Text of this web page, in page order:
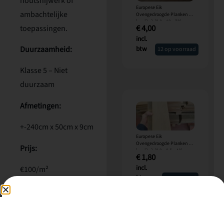
ambachtelijke
toepassingen.
Duurzaamheid:
Klasse 5 – Niet
duurzaam
Afmetingen:
+-240cm x 50cm x 9cm
Prijs:
€100/m²
Europese Eik
Ovengedroogde Planken A-
kwaliteit (2,8 x 12 x 70) cm
€4,00
incl.
btw
12 op voorraad
Europese Eik
Ovengedroogde Planken A-
kwaliteit (2,2 x 9,5 x 48) cm
€1,80
incl.
btw
op voorraad